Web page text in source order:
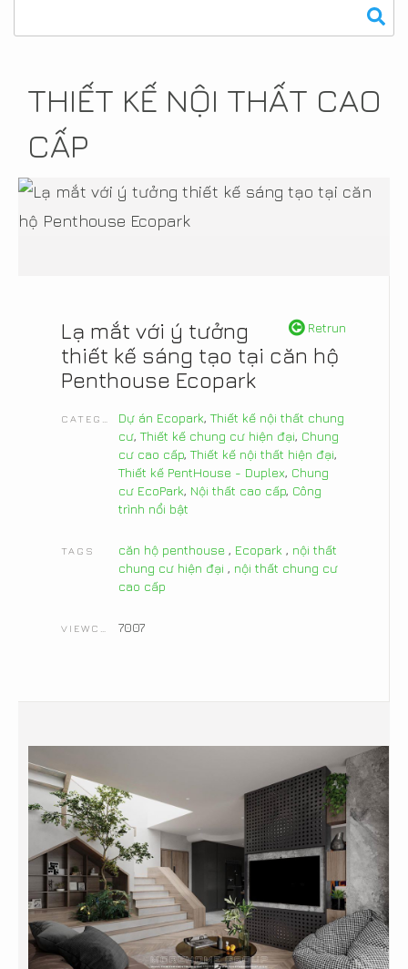
THIẾT KẾ NỘI THẤT CAO
CẤP
Retrun
Lạ mắt với ý tưởng
thiết kế sáng tạo tại căn hộ
Penthouse Ecopark
Dự án Ecopark, Thiết kế nội thất chung
cư, Thiết kế chung cư hiện đại, Chung
cư cao cấp, Thiết kế nội thất hiện đại,
Thiết kế PentHouse - Duplex, Chung
cư EcoPark, Nội thất cao cấp, Công
trình nổi bật
TAGS căn hộ penthouse, Ecopark , nội thất
chung cư hiện đại , nội thất chung cư
cao cấp
7007